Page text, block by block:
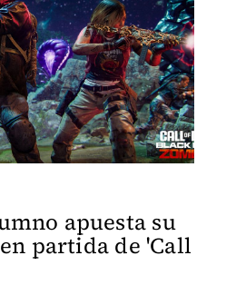
apuesta su
partida de 'Call